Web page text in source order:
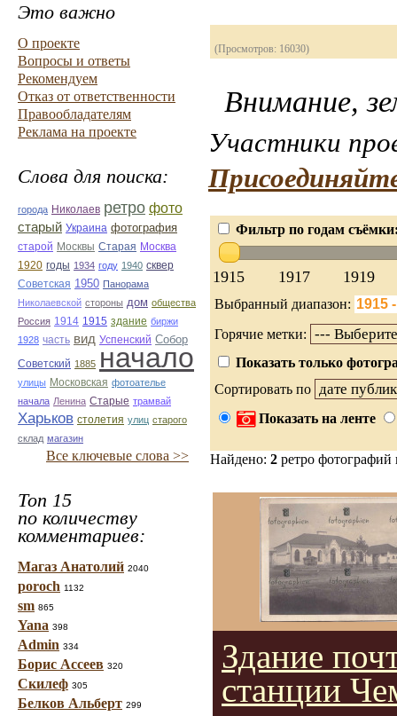
Это важно
О проекте
Вопросы и ответы
Рекомендуем
Отказ от ответственности
Правообладателям
Реклама на проекте
Слова для поиска:
города Николаев ретро фото
старый Украина фотография
старой Москвы Старая Москва
1920 годы 1934 году 1940 сквер
Советская 1950 Панорама
Николаевской стороны дом общества
Россия 1914 1915 здание биржи
1928 часть вид Успенский Собор
Советский 1885 начало
улицы Московская фотоателье
начала Ленина Старые трамвай
Харьков столетия улиц старого
склад магазин
Все ключевые слова >>
Топ 15
по количеству
комментариев:
Магаз Анатолий 2040
poroch 1132
sm 865
Yana 398
Admin 334
Борис Ассеев 320
Скилеф 305
Белков Альберт 299
(Просмотров: 16030)
Внимание,
Участники
Фильтр по годам
1915 1917 1919
Выбранный диапазон:
Горячие метки:
Показать только
Сортировать по
Показать на ленте
Найдено: 2 ретро
Здание
станции